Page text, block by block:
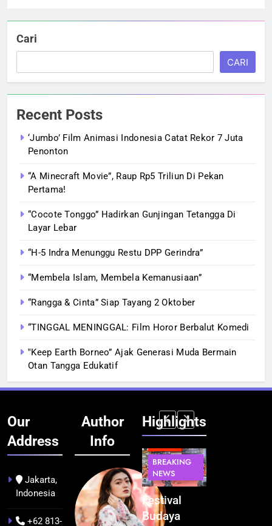
Cari
CARI
Recent Posts
‘Jumbo’ Film Animasi Indonesia Catat Rekor 7 Juta
Penonton
“A Minecraft Movie”, Raup Rp5 Triliun Di Pekan
Pertama!
“Cocote Tonggo” Hadirkan Gunjingan Tetangga Di
Layar Lebar
“H-5 Indra Menunggu Restu DPP Gerindra”
“Membela Islam, Membela Kemanusiaan”
“Rangga & Cinta” Siap Tayang 2 Oktober
“TINGGAL MENINGGAL: Film Horor Berbalut Komedi
‟Keep Earth Borneo” Ajak Generasi Muda Bermain
Otan Tangga Edukatif
Our
Address
Jakarta,
Indonesia
+62 813-
Author
Info
Highlights
BERITA
NEWS
Kualitas
Pramuwisata
INFRASTRUKTUR
TEKNOLOGI
Indonesia
Resmi
BREAKING
NEWS
Festival
Budaya